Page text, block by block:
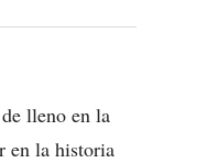
lleno en la
en la historia